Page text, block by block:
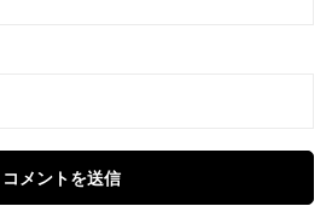
コメントを送信